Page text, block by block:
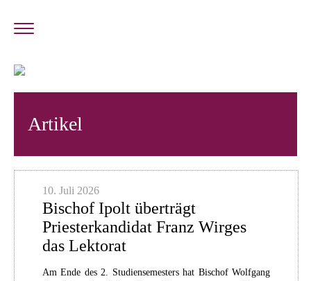
Artikel
10. Juli 2026
Bischof Ipolt überträgt
Priesterkandidat Franz Wirges
das Lektorat
Am Ende des 2. Studiensemesters hat Bischof Wolfgang